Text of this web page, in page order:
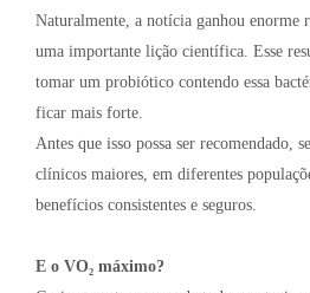
Naturalmente, a notícia ganhou enorme
uma importante lição científica. Esse
tomar um probiótico contendo essa
ficar mais forte.
Antes que isso possa ser recomendado,
clínicos maiores, em diferentes
benefícios consistentes e seguros.
E o VO₂ máximo?